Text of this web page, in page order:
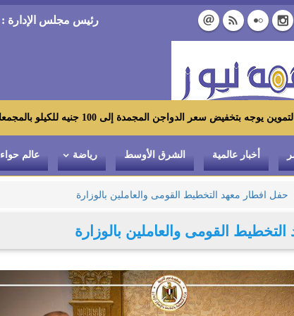
رئيس مجلس الإدارة :
إلى 100 جنيه للكيلو بالمجمعات الاستهلاكية ومعارض «أهلاً رمضان»
أخبار عالمية الشرق الأوسط رياضة عالم حواء
حفل افطار معهد التخطيط القومى والعاملين بالوزارة
القومى والعاملين بالوزارة